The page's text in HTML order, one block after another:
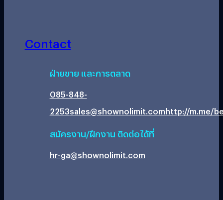
Contact
ฝ่ายขาย และการตลาด
085-848-
2253sales@shownolimit.comhttp://m.me/
สมัครงาน/ฝึกงาน ติดต่อได้ที่
hr-ga@shownolimit.com